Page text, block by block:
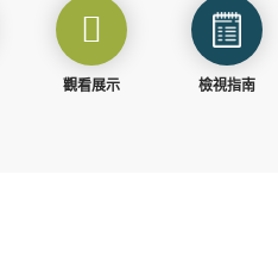
觀看展示 檢視指南